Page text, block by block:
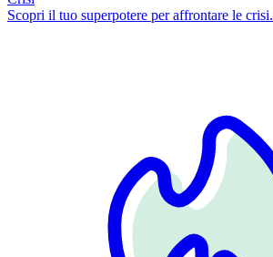
Scopri il tuo superpotere per affrontare le crisi.